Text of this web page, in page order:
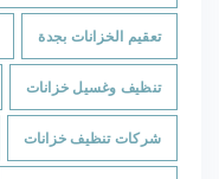
تعقيم الخزانات بجدة
تنظيف وغسيل خزانات
شركات تنظيف خزانات